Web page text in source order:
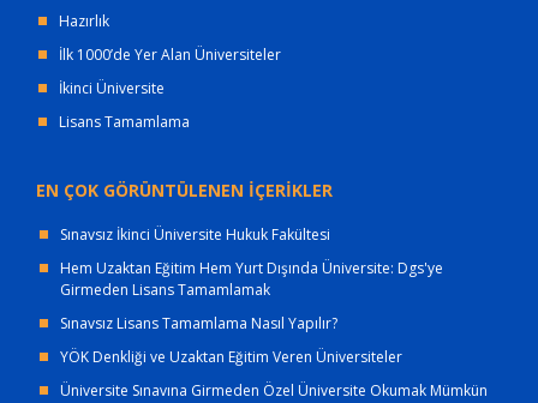
Hazırlık
İlk 1000’de Yer Alan Üniversiteler
İkinci Üniversite
Lisans Tamamlama
EN ÇOK GÖRÜNTÜLENEN İÇERİKLER
Sınavsız İkinci Üniversite Hukuk Fakültesi
Hem Uzaktan Eğitim Hem Yurt Dışında Üniversite: Dgs'ye
Girmeden Lisans Tamamlamak
Sınavsız Lisans Tamamlama Nasıl Yapılır?
YÖK Denkliği ve Uzaktan Eğitim Veren Üniversiteler
Üniversite Sınavına Girmeden Özel Üniversite Okumak Mümkün